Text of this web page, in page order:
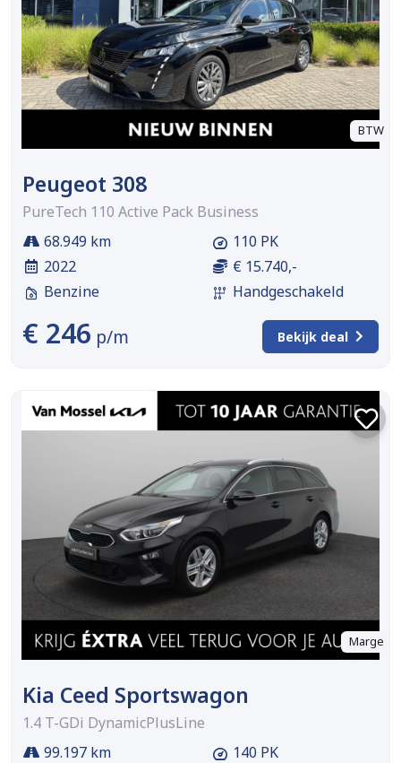
BTW
Peugeot 308
PureTech 110 Active Pack Business
68.949 km
2022
Benzine
110 PK
€ 15.740,-
Handgeschakeld
€ 246 p/m Bekijk deal
Marge
Kia Ceed Sportswagon
1.4 T-GDi DynamicPlusLine
99.197 km
140 PK